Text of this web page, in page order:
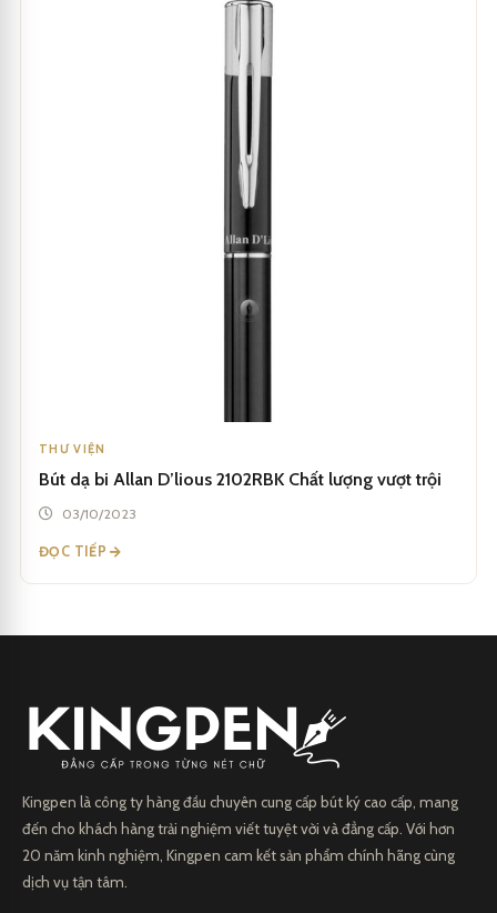
THƯ VIỆN
Bút dạ bi Allan D’lious 2102RBK Chất lượng vượt trội
03/10/2023
ĐỌC TIẾP
Kingpen là công ty hàng đầu chuyên cung cấp bút ký cao cấp, mang
đến cho khách hàng trải nghiệm viết tuyệt vời và đẳng cấp. Với hơn
20 năm kinh nghiệm, Kingpen cam kết sản phẩm chính hãng cùng
dịch vụ tận tâm.